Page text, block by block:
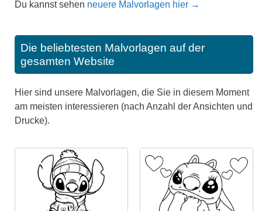
Du kannst sehen neuere Malvorlagen hier →
Die beliebtesten Malvorlagen auf der
gesamten Website
Hier sind unsere Malvorlagen, die Sie in diesem Moment
am meisten interessieren (nach Anzahl der Ansichten und
Drucke).